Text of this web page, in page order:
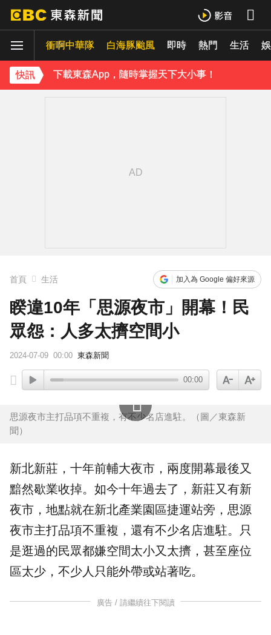
衝啊中華隊 白海豚颱風 即時 熱門 生活
快訊
下載東森App，隨時掌握天下大小事！
《理財達人秀》X 安聯投信免費講座報名中！搶先卡位 2027
下載東森App，隨時掌握天下大小事！
首頁 生活 加入為 Google 偏好來源
睽違10年「思源夜市」開幕！民
眾怨：人多太擠空間小
2024-07-09 00:00 東森新聞
00:00
思源夜市主打品項不重複，有不少名店進駐。（圖／東森新
聞）
新北新莊 ，十年前輔大夜市 ，兩度開幕最後又
黯然歇業收掉。如今十年過去了，新莊又有新
夜市，地點就在新北產業園區捷運站旁，思源
夜市主打品項不重複 ，還有不少名店進駐。只
是逛過的民眾都嫌空間太小又太擠，甚至座位
區太少，不少人只能外帶或站著吃。
廣告 / 請繼續往下閱讀